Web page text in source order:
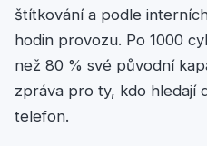
štítkování a podle
hodin provozu. Po 1000
než 80 % své původní
zpráva pro ty, kdo hledají
telefon.